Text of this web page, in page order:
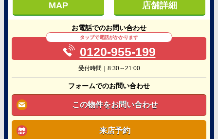
MAP 店舗詳細
お電話でのお問い合わせ
タップで電話がかかります
0120-955-199
受付時間｜8:30～21:00
フォームでのお問い合わせ
この物件をお問い合わせ
来店予約